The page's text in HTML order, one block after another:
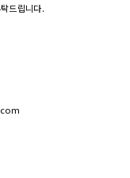
드립니다.